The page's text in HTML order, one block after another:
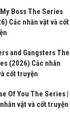
My Boss The Series
Các nhân vật và cốt
and Gangsters The
(2026) Các nhân
cốt truyện
Of You The Series |
vật và cốt truyện